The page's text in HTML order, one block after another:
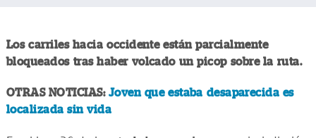
Los carriles hacia occidente están parcialmente
bloqueados tras haber volcado un picop sobre la ruta.
OTRAS NOTICIAS:Joven que estaba desaparecida es
localizada sin vida